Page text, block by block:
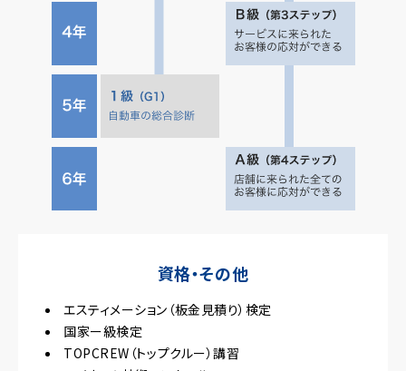
資格・その他
エスティメーション（板金見積り）検定
国家ー級検定
TOPCREW（トップクルー）講習